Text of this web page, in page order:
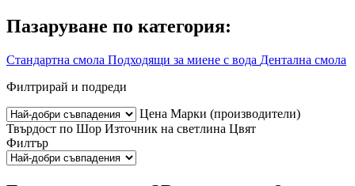
Пазаруване по категория:
Стандартна смола Подходящи за миене с вода Дентална смола
Филтрирай и подреди
Цена Марки (производители)
Твърдост по Шор Източник на светлина Цвят
Филтър